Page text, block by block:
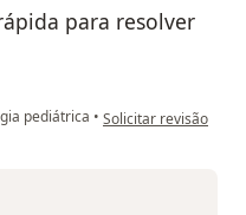
para resolver
pediátrica • na opinião do
Solicitar revisão